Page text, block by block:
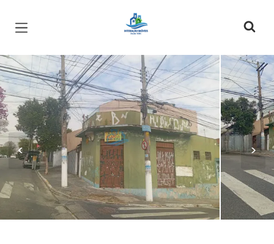
Página inicial
< >